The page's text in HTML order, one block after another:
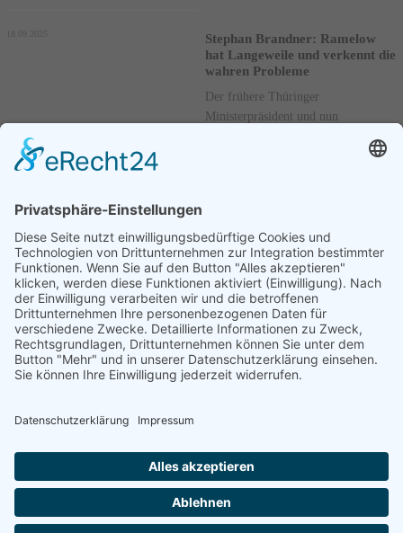
Stephan Brandner: Ramelow
hat Langeweile und verkennt die
wahren Probleme
Der frühere Thüringer
Ministerpräsident und nun
31.08.2025
Seite 1 von 46. 1 2 3 ....
Archiv